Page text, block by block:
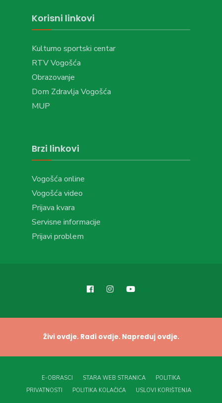
Korisni linkovi
Kulturno sportski centar
RTV Vogošća
Obrazovanje
Dom Zdravlja Vogošća
MUP
Brzi linkovi
Vogošća online
Vogošća video
Prijava kvara
Servisne informacije
Prijavi problem
Živi ovdje. Radi ovdje. Napreduj ovdje.
E-OBRASCI STARA WEB STRANICA
POLITIKA
PRIVATNOSTI
POLITIKA KOLAČIĆA USLOVI KORIŠTENJA